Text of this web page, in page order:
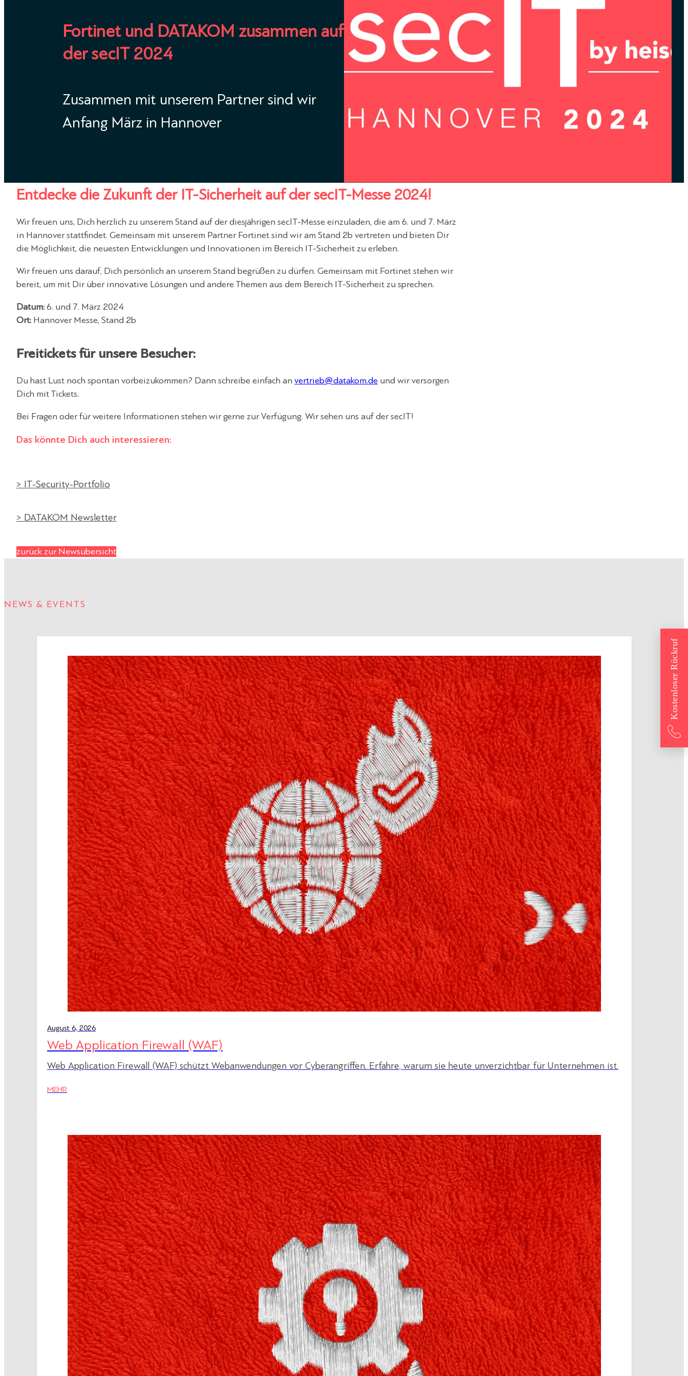
Fortinet und DATAKOM zusammen auf
der secIT 2024
Zusammen mit unserem Partner sind wir
Anfang März in Hannover
Entdecke die Zukunft der IT-Sicherheit auf der secIT-Messe 2024!
Wir freuen uns, Dich herzlich zu unserem Stand auf der diesjährigen secIT-Messe einzuladen, die am 6. und 7. März
in Hannover stattfindet. Gemeinsam mit unserem Partner Fortinet sind wir am Stand 2b vertreten und bieten Dir
die Möglichkeit, die neuesten Entwicklungen und Innovationen im Bereich IT-Sicherheit zu erleben.
Wir freuen uns darauf, Dich persönlich an unserem Stand begrüßen zu dürfen. Gemeinsam mit Fortinet stehen wir
bereit, um mit Dir über innovative Lösungen und andere Themen aus dem Bereich IT-Sicherheit zu sprechen.
Datum:6. und 7. März 2024
Ort: Hannover Messe, Stand 2b
Freitickets für unsere Besucher:
Du hast Lust noch spontan vorbeizukommen? Dann schreibe einfach an vertrieb@datakom.de und wir versorgen
Dich mit Tickets.
Bei Fragen oder für weitere Informationen stehen wir gerne zur Verfügung. Wir sehen uns auf der secIT!
Das könnte Dich auch interessieren:
> IT-Security-Portfolio
> DATAKOM Newsletter
zurück zur Newsübersicht
NEWS & EVENTS
August 6, 2026
Web Application Firewall (WAF)
Web Application Firewall (WAF) schützt Webanwendungen vor Cyberangriffen. Erfahre, warum sie heute unverzichtbar für Unternehmen ist.
MEHR
Kostenloser Rückruf